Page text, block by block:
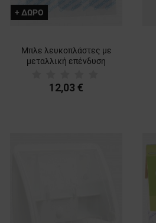
+ ΔΩΡΟ
Μπλε λευκοπλάστες με
μεταλλική επένδυση
12,03 €